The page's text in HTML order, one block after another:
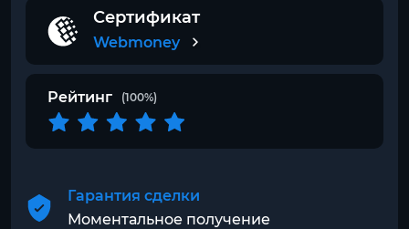
Сертификат
Webmoney
Рейтинг (100%)
Гарантия сделки
Моментальное получение